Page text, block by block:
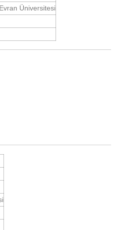
Üniversitesi